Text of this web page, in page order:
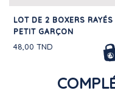
LOT DE 2 BOXERS RAYÉS
PETIT GARÇON
48,00 TND